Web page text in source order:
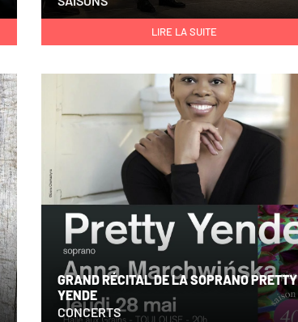
LIRE LA SUITE
GRAND RÉCITAL DE LA SOPRANO PRETTY
YENDE
CONCERTS